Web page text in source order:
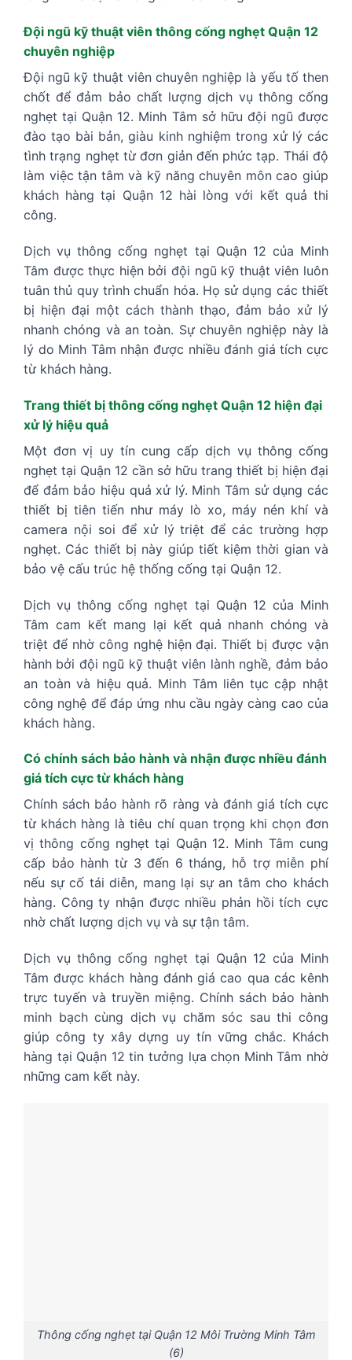
Đội ngũ kỹ thuật viên thông cống nghẹt Quận 12
chuyên nghiệp
Đội ngũ kỹ thuật viên chuyên nghiệp là yếu tố then
chốt để đảm bảo chất lượng dịch vụ thông cống
nghẹt tại Quận 12. Minh Tâm sở hữu đội ngũ được
đào tạo bài bản, giàu kinh nghiệm trong xử lý các
tình trạng nghẹt từ đơn giản đến phức tạp. Thái độ
làm việc tận tâm và kỹ năng chuyên môn cao giúp
khách hàng tại Quận 12 hài lòng với kết quả thi
công.
Dịch vụ thông cống nghẹt tại Quận 12 của Minh
Tâm được thực hiện bởi đội ngũ kỹ thuật viên luôn
tuân thủ quy trình chuẩn hóa. Họ sử dụng các thiết
bị hiện đại một cách thành thạo, đảm bảo xử lý
nhanh chóng và an toàn. Sự chuyên nghiệp này là
lý do Minh Tâm nhận được nhiều đánh giá tích cực
từ khách hàng.
Trang thiết bị thông cống nghẹt Quận 12 hiện đại
xử lý hiệu quả
Một đơn vị uy tín cung cấp dịch vụ thông cống
nghẹt tại Quận 12 cần sở hữu trang thiết bị hiện đại
để đảm bảo hiệu quả xử lý. Minh Tâm sử dụng các
thiết bị tiên tiến như máy lò xo, máy nén khí và
camera nội soi để xử lý triệt để các trường hợp
nghẹt. Các thiết bị này giúp tiết kiệm thời gian và
bảo vệ cấu trúc hệ thống cống tại Quận 12.
Dịch vụ thông cống nghẹt tại Quận 12 của Minh
Tâm cam kết mang lại kết quả nhanh chóng và
triệt để nhờ công nghệ hiện đại. Thiết bị được vận
hành bởi đội ngũ kỹ thuật viên lành nghề, đảm bảo
an toàn và hiệu quả. Minh Tâm liên tục cập nhật
công nghệ để đáp ứng nhu cầu ngày càng cao của
khách hàng.
Có chính sách bảo hành và nhận được nhiều đánh
giá tích cực từ khách hàng
Chính sách bảo hành rõ ràng và đánh giá tích cực
từ khách hàng là tiêu chí quan trọng khi chọn đơn
vị thông cống nghẹt tại Quận 12. Minh Tâm cung
cấp bảo hành từ 3 đến 6 tháng, hỗ trợ miễn phí
nếu sự cố tái diễn, mang lại sự an tâm cho khách
hàng. Công ty nhận được nhiều phản hồi tích cực
nhờ chất lượng dịch vụ và sự tận tâm.
Dịch vụ thông cống nghẹt tại Quận 12 của Minh
Tâm được khách hàng đánh giá cao qua các kênh
trực tuyến và truyền miệng. Chính sách bảo hành
minh bạch cùng dịch vụ chăm sóc sau thi công
giúp công ty xây dựng uy tín vững chắc. Khách
hàng tại Quận 12 tin tưởng lựa chọn Minh Tâm nhờ
những cam kết này.
Thông cống nghẹt tại Quận 12 Môi Trường Minh Tâm
(6)